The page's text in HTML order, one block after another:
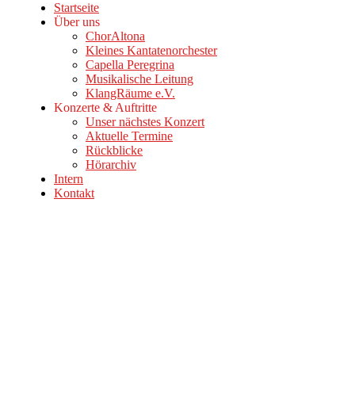
Startseite
Über uns
ChorAltona
Kleines Kantatenorchester
Capella Peregrina
Musikalische Leitung
KlangRäume e.V.
Konzerte & Auftritte
Unser nächstes Konzert
Aktuelle Termine
Rückblicke
Hörarchiv
Intern
Kontakt